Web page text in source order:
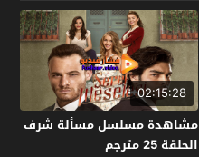
02:15:28
مشاهدة مسلسل مسألة شرف
الحلقة 25 مترجم